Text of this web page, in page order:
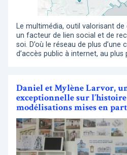
Le multimédia, outil valorisant
un facteur de lien social et de
soi. D’où le réseau de plus d’une
d’accès public à internet, au plus
Daniel et Mylène Larvor,
exceptionnelle sur
modélisations mises en